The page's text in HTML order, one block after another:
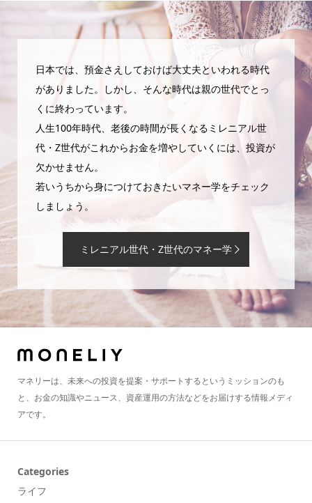
日本では、預金さえしておけば大丈夫といわれる時代
がありました。しかし、そんな時代は親の世代でとっ
くに終わっています。
人生100年時代、老後の時間が長くなるミレニアル世
代・Z世代がこれからお金を増やしていくには、投資が
欠かせません。
若いうちから身につけておきたいマネー学をチェック
しましょう。
ミレニアル世代・Z世代のマネー学
マネリーは、未来への投資を提案・サポートするというミッションのも
と、お金の知識やニュース、資産運用の方法などをお届けする情報メディ
アです。
Categories
ライフ